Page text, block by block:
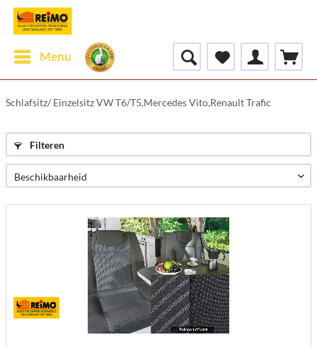
Menu
Schlafsitz/ Einzelsitz VW T6/T5,Mercedes Vito,Renault Trafic
Filteren